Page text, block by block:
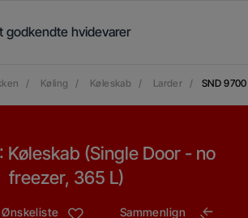
godkendte hvidevarer
/ Køling / Køleskab / Larder / SND 9700
Køleskab (Single Door - no
freezer, 365 L)
Ønskeliste Sammenlign